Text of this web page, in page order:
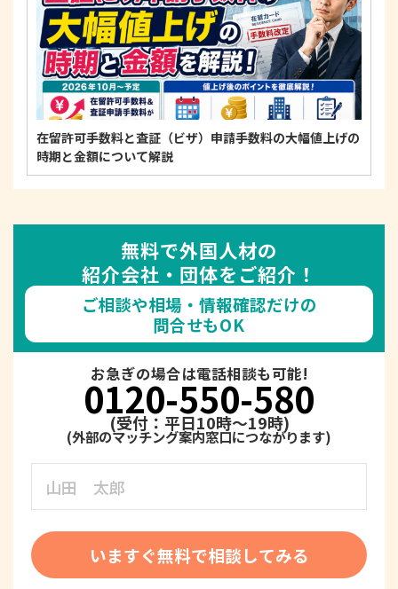
在留許可手数料と査証（ビザ）申請手数料の大幅値上げの
時期と金額について解説
無料で外国人材の
紹介会社・団体をご紹介！
ご相談や相場・情報確認だけの
問合せもOK
お急ぎの場合は電話相談も可能!
0120-550-580
(受付：平日10時～19時)
いますぐ無料で相談してみる